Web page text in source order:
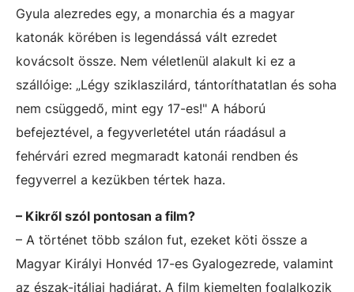
Gyula alezredes egy, a monarchia és a magyar
katonák körében is legendássá vált ezredet
kovácsolt össze. Nem véletlenül alakult ki ez a
szállóige: „Légy sziklaszilárd, tántoríthatatlan és soha
nem csüggedő, mint egy 17-es!" A háború
befejeztével, a fegyverletétel után ráadásul a
fehérvári ezred megmaradt katonái rendben és
fegyverrel a kezükben tértek haza.
– Kikről szól pontosan a film?
– A történet több szálon fut, ezeket köti össze a
Magyar Királyi Honvéd 17-es Gyalogezrede, valamint
az észak-itáliai hadjárat. A film kiemelten foglalkozik